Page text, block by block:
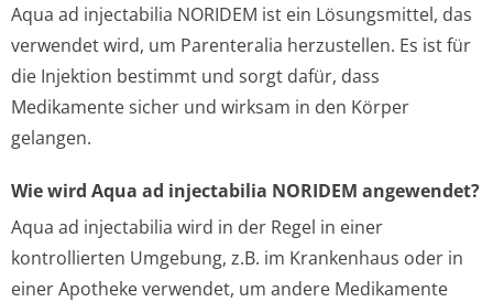
Aqua ad injectabilia NORIDEM ist ein Lösungsmittel, das
verwendet wird, um Parenteralia herzustellen. Es ist für
die Injektion bestimmt und sorgt dafür, dass
Medikamente sicher und wirksam in den Körper
gelangen.
Wie wird Aqua ad injectabilia NORIDEM angewendet?
Aqua ad injectabilia wird in der Regel in einer
kontrollierten Umgebung, z.B. im Krankenhaus oder in
einer Apotheke verwendet, um andere Medikamente